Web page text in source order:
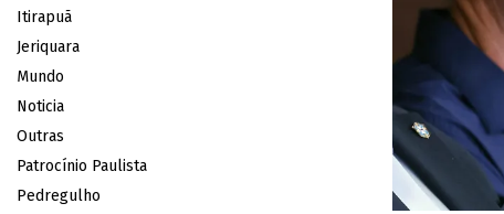
Itirapuã
Jeriquara
Mundo
Noticia
Outras
Patrocínio Paulista
Pedregulho